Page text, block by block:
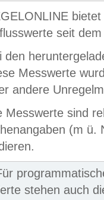
seit
den
Messwerte
andere
Messwerte sind
(m ü.
stehen auch